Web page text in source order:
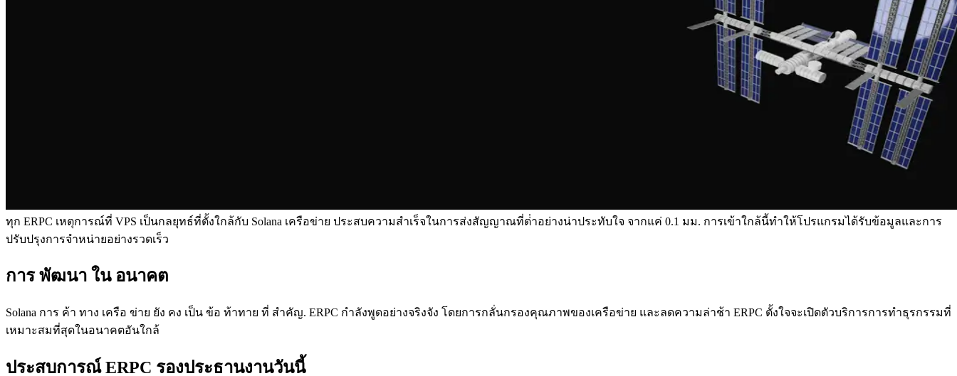
ทุก ERPC เหตุการณ์ที่ VPS เป็นกลยุทธ์ที่ตั้งใกล้กับ Solana เครือข่าย ประสบความสําเร็จในการส่งสัญญาณที่ต่ําอย่างน่าประทับใจ จากแค่ 0.1 มม. การเข้าใกล้นี้ทําให้โปรแกรมได้รับข้อมูลและการ
ปรับปรุงการจําหน่ายอย่างรวดเร็ว
การ พัฒนา ใน อนาคต
Solana การ ค้า ทาง เครือ ข่าย ยัง คง เป็น ข้อ ท้าทาย ที่ สําคัญ. ERPC กําลังพูดอย่างจริงจัง โดยการกลั่นกรองคุณภาพของเครือข่าย และลดความล่าช้า ERPC ตั้งใจจะเปิดตัวบริการการทําธุรกรรมที่
เหมาะสมที่สุดในอนาคตอันใกล้
ประสบการณ์ ERPC รองประธานงานวันนี้